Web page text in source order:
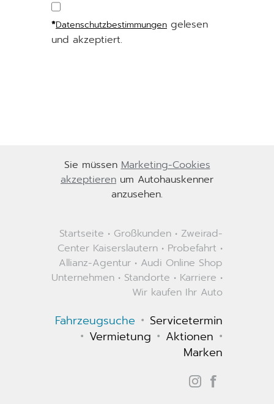
*Datenschutzbestimmungen gelesen
und akzeptiert.
Sie müssenMarketing-Cookies
akzeptieren um Autohauskenner
anzusehen.
Startseite • Großkunden • Zweirad-
Center Kaiserslautern • Probefahrt •
Allianz-Agentur • Audi Online Shop
Unternehmen • Standorte • Karriere •
Wir kaufen Ihr Auto
Fahrzeugsuche • Servicetermin
• Vermietung • Aktionen •
Marken